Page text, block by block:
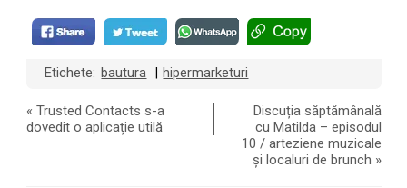
Etichete: bautura hipermarketuri
«Trusted Contacts s-a
dovedit o aplicație utilă
Discuția săptămânală
cu Matilda – episodul
10 / arteziene muzicale
și localuri de brunch »